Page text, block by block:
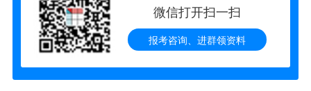
微信打开扫一扫
报考咨询、进群领资料